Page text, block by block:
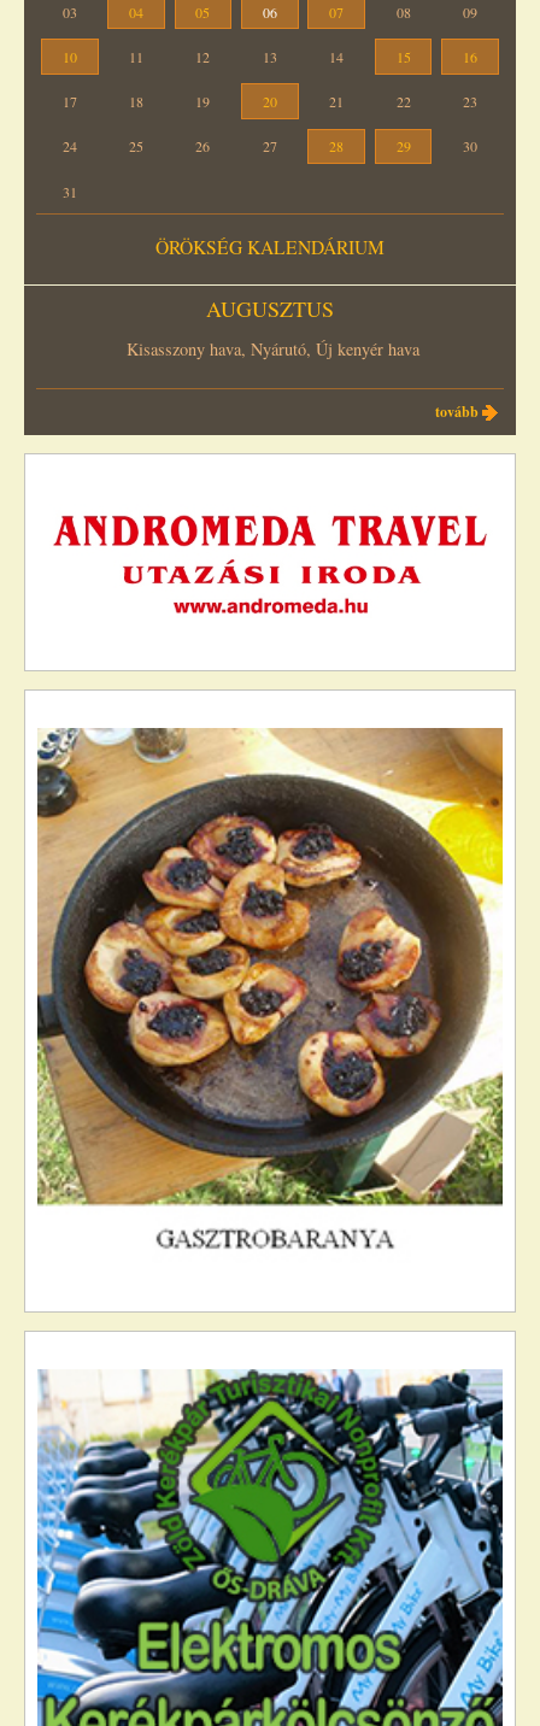
03 04 05 06 07 08 09
10 11 12 13 14 15 16
17 18 19 20 21 22 23
24 25 26 27 28 29 30
31
ÖRÖKSÉG KALENDÁRIUM
AUGUSZTUS
Kisasszony hava, Nyárutó, Új kenyér hava
tovább